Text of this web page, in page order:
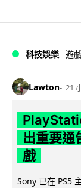
科技娛樂 遊
Lawton 21
出重要通
戲
Sony 已在 PS5